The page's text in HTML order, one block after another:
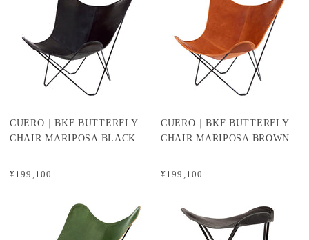
¥199,100
CUERO｜BKF BUTTERFLY
CHAIR MARIPOSA BLACK
¥199,100
CUERO｜BKF BUTTERFLY
CHAIR MARIPOSA BROWN